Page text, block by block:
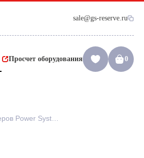
sale@gs-reserve.ru
Просчет оборудования 0